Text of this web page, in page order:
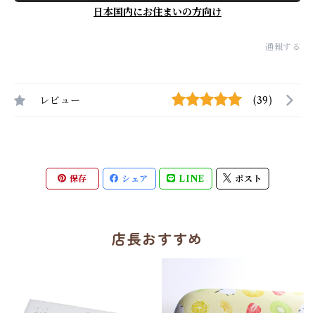
日本国内にお住まいの方向け
通報する
レビュー (39)
保存 シェア LINE ポスト
店長おすすめ